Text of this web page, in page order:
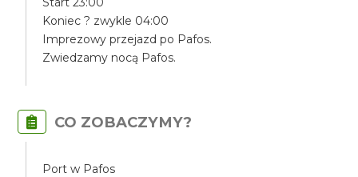
Koniec ? zwykle 04:00
Imprezowy przejazd po Pafos.
Zwiedzamy nocą Pafos.
CO ZOBACZYMY?
Port w Pafos